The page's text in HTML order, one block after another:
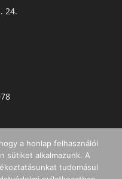
24.
a honlap felhasználói
sütiket alkalmazunk. A
tudomásul